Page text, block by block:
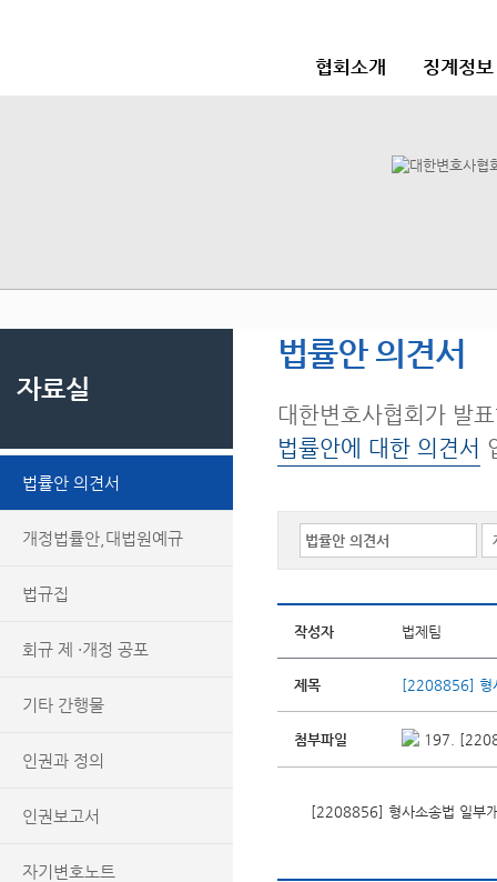
협회소개 징계정
자료실
법률안 의견서
개정법률안,대법원예규
법규집
회규 제 ·개정 공포
기타 간행물
인권과 정의
인권보고서
자기변호노트
법률안 의견서
대한변호사협회가 발
법률안에 대한 의견서
작성자 법제팀
제목 [2208856] 형
첨부파일 197.
[2208856] 형사소송법 일부